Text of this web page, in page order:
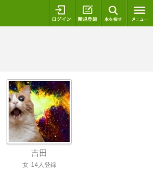
ログイン 新規登録
吉田
女 14人登録